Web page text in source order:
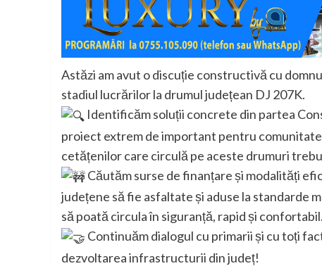
Astăzi am avut o discuție constructivă cu
stadiul lucrărilor la drumul județean DJ 207K.
Identificăm soluții concrete din partea
proiect extrem de important pentru
cetățenilor care circulă pe aceste drumuri
Căutăm surse de finanțare și modalități
județene să fie asfaltate și aduse la standarde
să poată circula în siguranță, rapid și confortabil.
Continuăm dialogul cu primarii și cu toți
dezvoltarea infrastructurii din județ!